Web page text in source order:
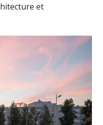
et